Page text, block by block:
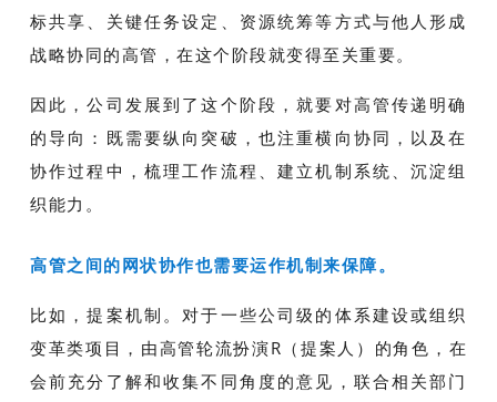
标共享、关键任务设定、资源统筹等方式与他人形成
战略协同的高管，在这个阶段就变得至关重要。
因此，公司发展到了这个阶段，就要对高管传递明确
的导向：既需要纵向突破，也注重横向协同，以及在
协作过程中，梳理工作流程、建立机制系统、沉淀组
织能力。
高管之间的网状协作也需要运作机制来保障。
比如，提案机制。对于一些公司级的体系建设或组织
变革类项目，由高管轮流扮演R（提案人）的角色，在
会前充分了解和收集不同角度的意见，联合相关部门